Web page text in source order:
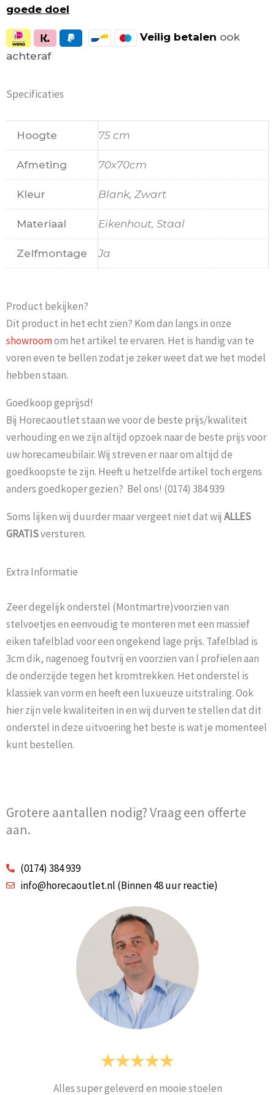
goede doel
Veilig betalen ook
achteraf
Specificaties
Hoogte 75 cm
Afmeting 70x70cm
Kleur Blank, Zwart
Materiaal Eikenhout, Staal
Zelfmontage Ja
Product bekijken?
Dit product in het echt zien? Kom dan langs in onze
showroomom het artikel te ervaren. Het is handig van te
voren even te bellen zodat je zeker weet dat we het model
hebben staan.
Goedkoop geprijsd!
Bij Horecaoutlet staan we voor de beste prijs/kwaliteit
verhouding en we zijn altijd opzoek naar de beste prijs voor
uw horecameubilair. Wij streven er naar om altijd de
goedkoopste te zijn. Heeft u hetzelfde artikel toch ergens
anders goedkoper gezien? Bel ons! (0174) 384 939
Soms lijken wij duurder maar vergeet niet dat wij ALLES
GRATISversturen.
Extra Informatie
Zeer degelijk onderstel (Montmartre)voorzien van
stelvoetjes en eenvoudig te monteren met een massief
eiken tafelblad voor een ongekend lage prijs. Tafelblad is
3cm dik, nagenoeg foutvrij en voorzien van l profielen aan
de onderzijde tegen het kromtrekken. Het onderstel is
klassiek van vorm en heeft een luxueuze uitstraling. Ook
hier zijn vele kwaliteiten in en wij durven te stellen dat dit
onderstel in deze uitvoering het beste is wat je momenteel
kunt bestellen.
Grotere aantallen nodig? Vraag een offerte
aan.
(0174) 384 939
info@horecaoutlet.nl (Binnen 48 uur reactie)
Alles super geleverd en mooie stoelen